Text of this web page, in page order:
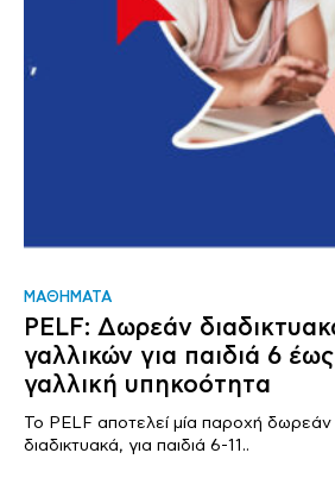
ΜΑΘΗΜΑΤΑ
PELF: Δωρεάν
γαλλικών για παιδιά 6
γαλλική υπηκοότητα
Το PELF αποτελεί μία παροχή
διαδικτυακά, για παιδιά 6-11..